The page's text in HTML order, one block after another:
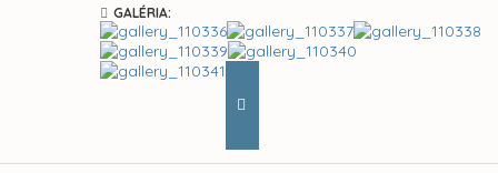
GALÉRIA: